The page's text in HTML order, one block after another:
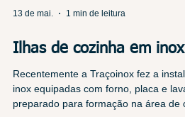
13 de mai. 1 min de leitura
Ilhas de cozinha em inox